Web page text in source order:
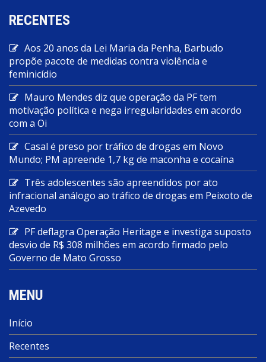
RECENTES
Aos 20 anos da Lei Maria da Penha, Barbudo
propõe pacote de medidas contra violência e
feminicídio
Mauro Mendes diz que operação da PF tem
motivação política e nega irregularidades em acordo
com a Oi
Casal é preso por tráfico de drogas em Novo
Mundo; PM apreende 1,7 kg de maconha e cocaína
Três adolescentes são apreendidos por ato
infracional análogo ao tráfico de drogas em Peixoto de
Azevedo
PF deflagra Operação Heritage e investiga suposto
desvio de R$ 308 milhões em acordo firmado pelo
Governo de Mato Grosso
MENU
Início
Recentes